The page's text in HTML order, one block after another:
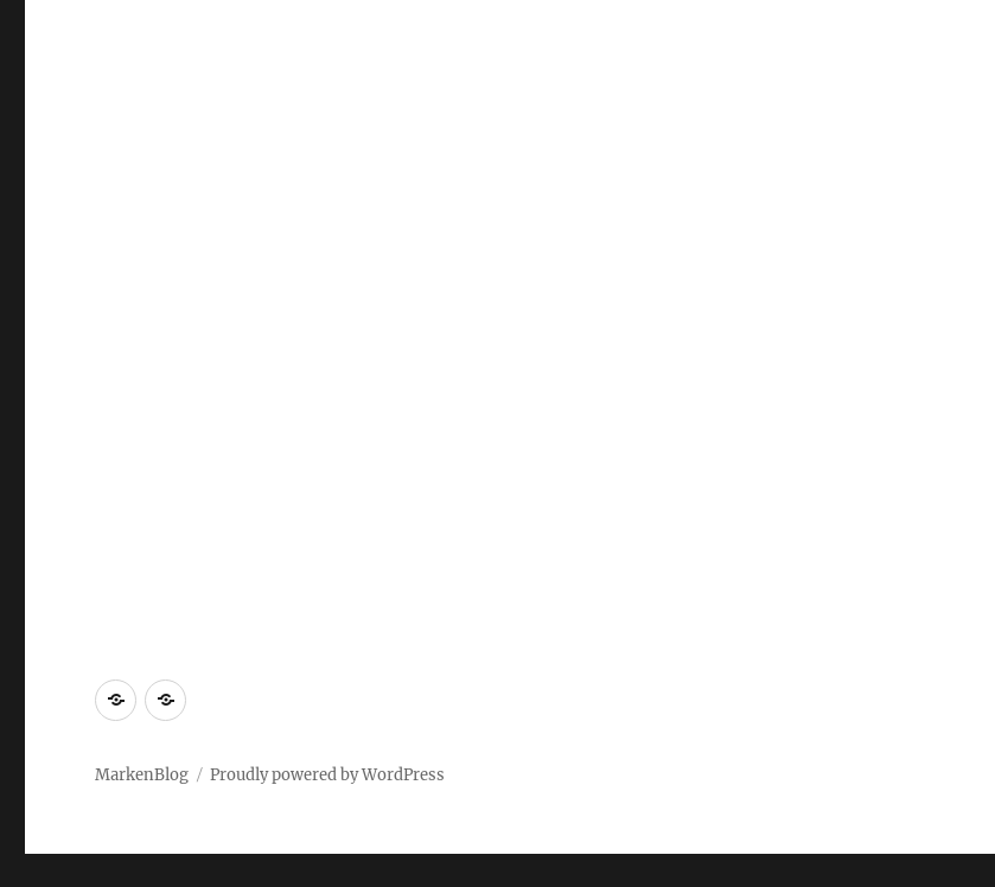
Markenrecherche
Gastbeiträge
MarkenBlog Proudly powered by WordPress